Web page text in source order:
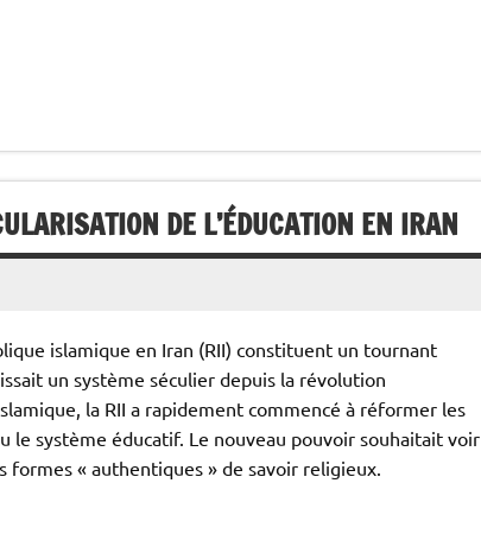
DE L’ÉDUCATION EN IRAN
islamique en Iran (RII) constituent un tournant
un système séculier depuis la révolution
la RII a rapidement commencé à réformer les
le système éducatif. Le nouveau pouvoir souhaitait voir
formes « authentiques » de savoir religieux.